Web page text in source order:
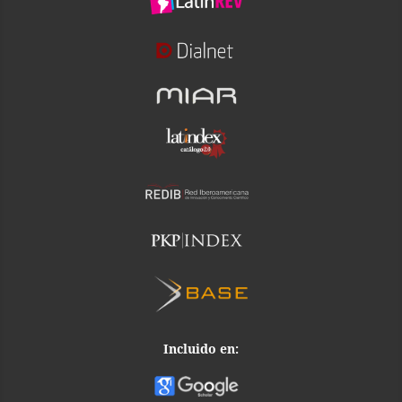
Incluido en: